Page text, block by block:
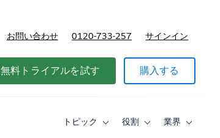
お問い合わせ 0120-733-257 サインイン
無料トライアルを試す 購入する
トピック
Toggle役割
Toggle業界
Toggle